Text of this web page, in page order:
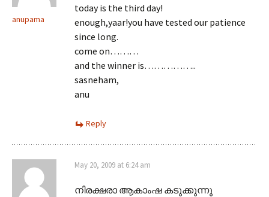
anupama
today is the third day!
enough,yaar!you have tested our patience
since long.
come on………
and the winner is……………..
sasneham,
anu
Reply
May 20, 2009 at 6:24 am
നിരക്ഷരാ ആകാംഷ കടുക്കുന്നു